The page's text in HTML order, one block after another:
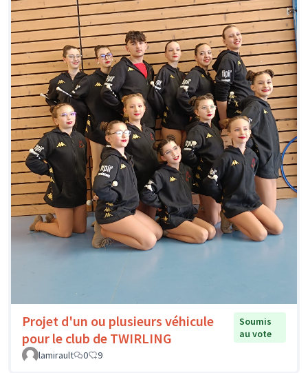
Projet d'un ou plusieurs véhicule
pour le club de TWIRLING
Soumis
au vote
lamirault
0 9